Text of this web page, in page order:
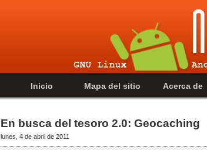
Inicio Mapa del sitio Acerca de
En busca del tesoro 2.0: Geocaching
lunes, 4 de abril de 2011